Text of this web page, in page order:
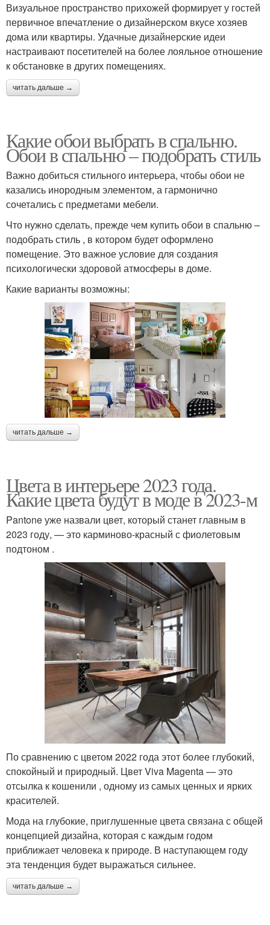
Визуальное пространство прихожей формирует у гостей
первичное впечатление о дизайнерском вкусе хозяев
дома или квартиры. Удачные дизайнерские идеи
настраивают посетителей на более лояльное отношение
к обстановке в других помещениях.
читать дальше →
Какие обои выбрать в спальню.
Обои в спальню – подобрать стиль
Важно добиться стильного интерьера, чтобы обои не
казались инородным элементом, а гармонично
сочетались с предметами мебели.
Что нужно сделать, прежде чем купить обои в спальню –
подобрать стиль , в котором будет оформлено
помещение. Это важное условие для создания
психологически здоровой атмосферы в доме.
Какие варианты возможны:
читать дальше →
Цвета в интерьере 2023 года.
Какие цвета будут в моде в 2023-м
Pantone уже назвали цвет, который станет главным в
2023 году, — это карминово-красный с фиолетовым
подтоном .
По сравнению с цветом 2022 года этот более глубокий,
спокойный и природный. Цвет Viva Magenta — это
отсылка к кошенили , одному из самых ценных и ярких
красителей.
Мода на глубокие, приглушенные цвета связана с общей
концепцией дизайна, которая с каждым годом
приближает человека к природе. В наступающем году
эта тенденция будет выражаться сильнее.
читать дальше →